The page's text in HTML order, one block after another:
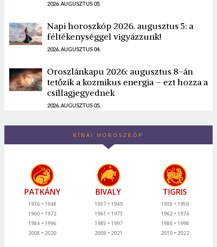
2026. AUGUSZTUS 05.
Napi horoszkóp 2026. augusztus 5: a
féltékenységgel vigyázzunk!
2026. AUGUSZTUS 04.
Oroszlánkapu 2026: augusztus 8-án
tetőzik a kozmikus energia – ezt hozza a
csillagjegyednek
2026. AUGUSZTUS 05.
KÍNAI HOROSZKÓP
PATKÁNY
1936
1948
1960
1972
1984
1996
2008
2020
BIVALY
1937
1949
1961
1973
1985
1997
2009
2021
TIGRIS
1938
1950
1962
1974
1986
1998
2010
2022